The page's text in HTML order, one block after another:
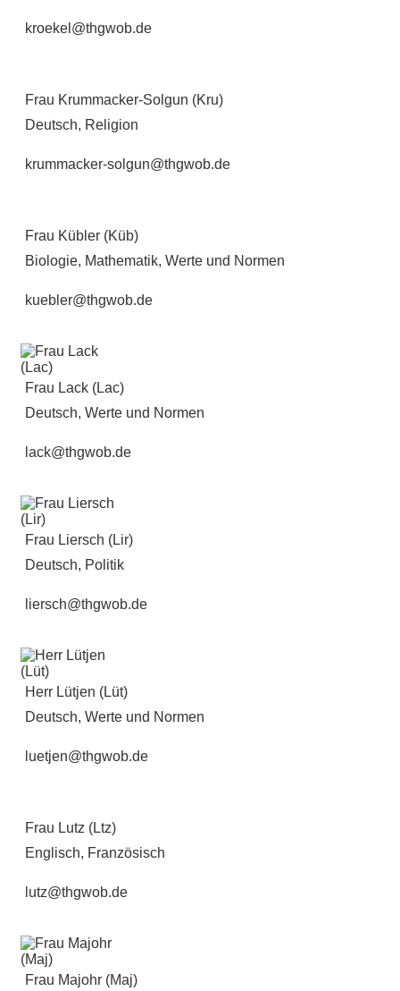
kroekel@thgwob.de
Frau Krummacker-Solgun (Kru)
Deutsch, Religion
krummacker-solgun@thgwob.de
Frau Kübler (Küb)
Biologie, Mathematik, Werte und Normen
kuebler@thgwob.de
Frau Lack (Lac)
Deutsch, Werte und Normen
lack@thgwob.de
Frau Liersch (Lir)
Deutsch, Politik
liersch@thgwob.de
Herr Lütjen (Lüt)
Deutsch, Werte und Normen
luetjen@thgwob.de
Frau Lutz (Ltz)
Englisch, Französisch
lutz@thgwob.de
Frau Majohr (Maj)